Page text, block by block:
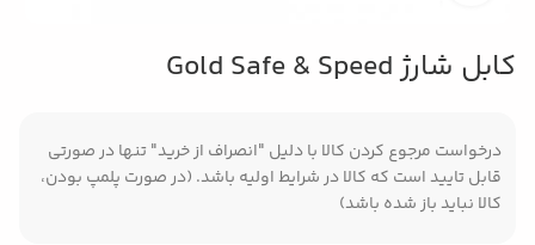
کابل شارژ Gold Safe & Speed
درخواست مرجوع کردن کالا با دلیل "انصراف از خرید" تنها در صورتی
قابل تایید است که کالا در شرایط اولیه باشد. (در صورت پلمپ بودن،
کالا نباید باز شده باشد)